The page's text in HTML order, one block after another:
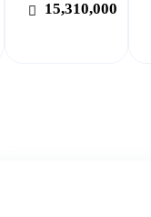
15,310,000